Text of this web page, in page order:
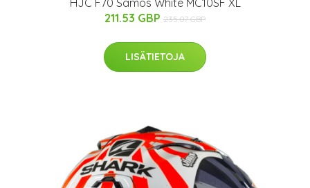
211.53 GBP 235.07 GBP
LISÄTIETOJA